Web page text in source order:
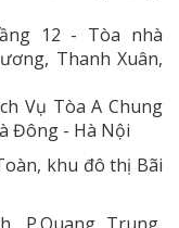
12 - Tòa nhà
Thanh Xuân,
Vụ Tòa A Chung
Đông - Hà Nội
khu đô thị Bãi